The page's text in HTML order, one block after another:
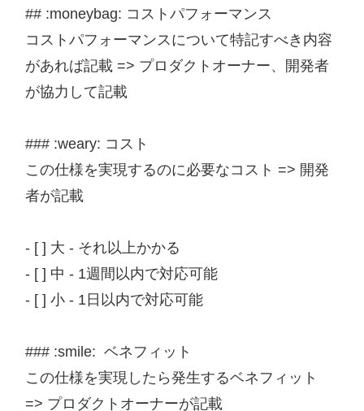
## :moneybag: コストパフォーマンス
コストパフォーマンスについて特記すべき内容
があれば記載 => プロダクトオーナー、開発者
が協力して記載
### :weary: コスト
この仕様を実現するのに必要なコスト => 開発
者が記載
- [ ] 大 - それ以上かかる
- [ ] 中 - 1週間以内で対応可能
- [ ] 小 - 1日以内で対応可能
### :smile:  ベネフィット
この仕様を実現したら発生するベネフィット
=> プロダクトオーナーが記載